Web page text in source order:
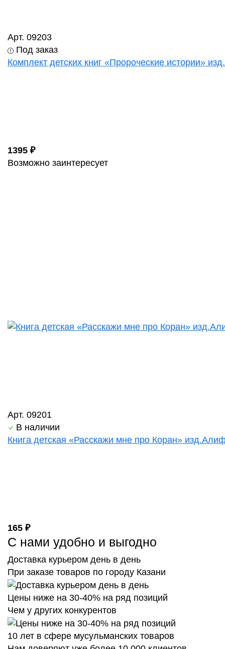
Арт. 09203
Под заказ
Комплект детских книг «Пророческие истории»
1395 ₽
Возможно заинтересует
Арт. 09201
В наличии
Книга детская «Расскажи мне про Коран»
165 ₽
С нами удобно и выгодно
Доставка курьером день в день
При заказе товаров по городу Казани
Цены ниже на 30-40% на ряд позиций
Чем у других конкурентов
10 лет в сфере мусульманских товаров